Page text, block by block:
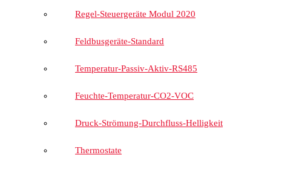
Regel-Steuergeräte Modul 2020
Feldbusgeräte-Standard
Temperatur-Passiv-Aktiv-RS485
Feuchte-Temperatur-CO2-VOC
Druck-Strömung-Durchfluss-Helligkeit
Thermostate